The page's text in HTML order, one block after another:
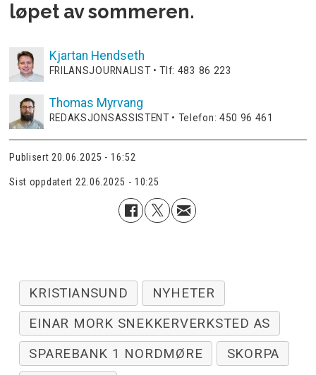
løpet av sommeren.
Kjartan Hendseth
FRILANSJOURNALIST • Tlf: 483 86 223
Thomas Myrvang
REDAKSJONSASSISTENT • Telefon: 450 96 461
Publisert 20.06.2025 - 16:52
Sist oppdatert 22.06.2025 - 10:25
KRISTIANSUND
NYHETER
EINAR MORK SNEKKERVERKSTED AS
SPAREBANK 1 NORDMØRE
SKORPA